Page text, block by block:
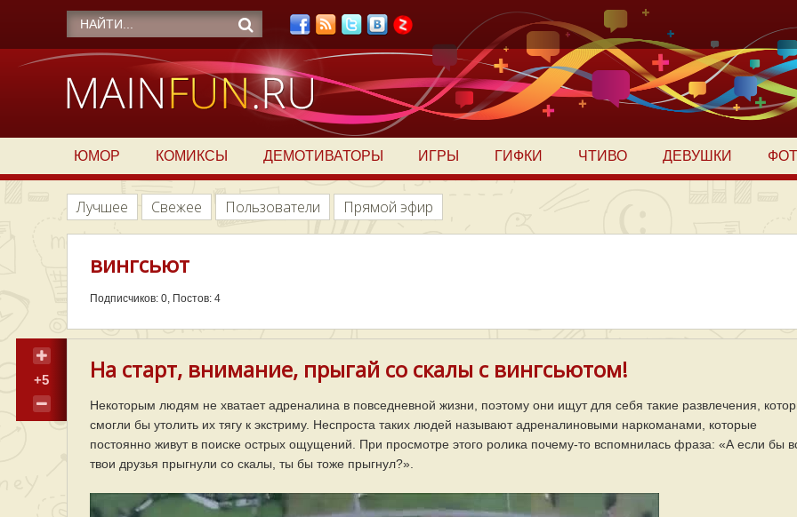
ЮМОР КОМИКСЫ ДЕМОТИВАТОРЫ ИГРЫ ГИФКИ ЧТИВО ДЕВУШКИ
Лучшее Свежее Пользователи Прямой эфир
вингсьют
Подписчиков: 0, Постов: 4
+5 На старт, внимание, прыгай со скалы c вингсьютом!
Некоторым людям не хватает адреналина в повседневной жизни, поэтому они ищут для себя такие развлечения,
смогли бы утолить их тягу к экстриму. Неспроста таких людей называют адреналиновыми наркоманами, которые
постоянно живут в поиске острых ощущений. При просмотре этого ролика почему-то вспомнилась фраза: «А если бы
твои друзья прыгнули со скалы, ты бы тоже прыгнул?».